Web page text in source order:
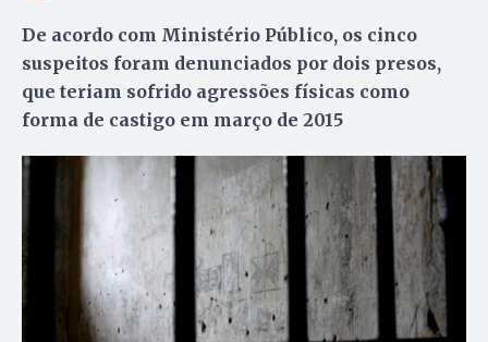
De acordo com Ministério Público, os cinco
suspeitos foram denunciados por dois presos,
que teriam sofrido agressões físicas como
forma de castigo em março de 2015